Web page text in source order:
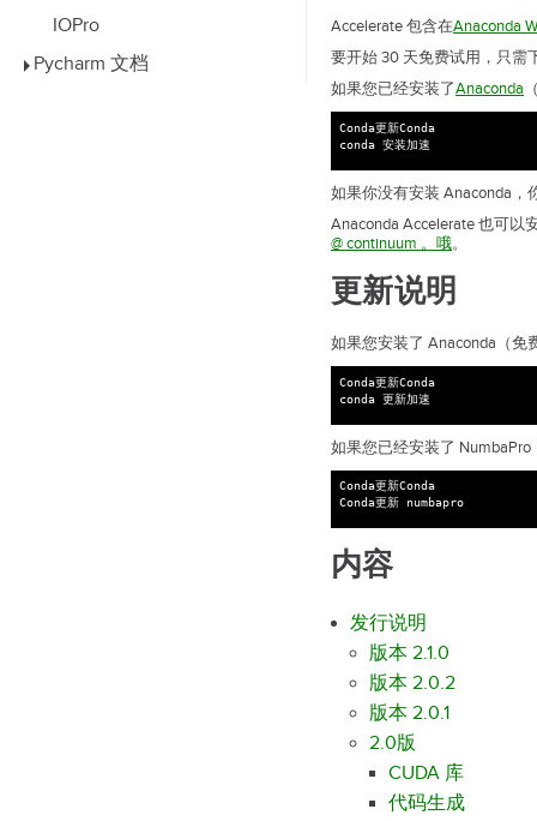
IOPro
Pycharm 文档
Accelerate 包含在Anaconda
要开始 30 天免费试用，只需
如果您已经安装了Anaconda
Conda更新Conda
如果你没有安装 Anaconda，
Anaconda Accelerate 也可以
@ continuum 。 哦。
更新说明
如果您安装了 Anaconda（免
Conda更新Conda
如果您已经安装了
Conda更新Conda
Conda更新 numbapro
内容
发行说明
版本 2.1.0
版本 2.0.2
版本 2.0.1
2.0版
CUDA 库
代码生成